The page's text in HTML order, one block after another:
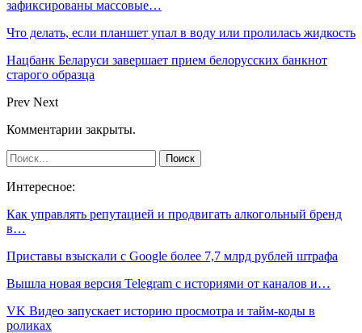
зафиксированы массовые…
Что делать, если планшет упал в воду или пролилась жидкость
Нацбанк Беларуси завершает прием белорусских банкнот
старого образца
Prev Next
Комментарии закрыты.
Интересное:
Как управлять репутацией и продвигать алкогольный бренд
в…
Приставы взыскали с Google более 7,7 млрд рублей штрафа
Вышла новая версия Telegram с историями от каналов и…
VK Видео запускает историю просмотра и тайм-коды в
роликах